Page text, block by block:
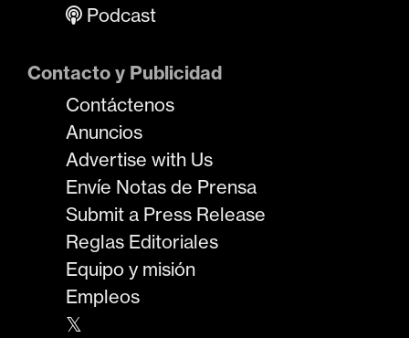
Podcast
Contacto y Publicidad
Contáctenos
Anuncios
Advertise with Us
Envíe Notas de Prensa
Submit a Press Release
Reglas Editoriales
Equipo y misión
Empleos
𝕏